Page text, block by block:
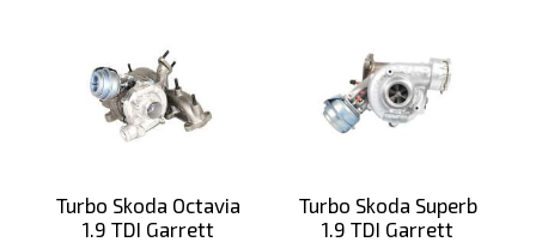
Turbo Skoda Octavia
1.9 TDI Garrett
Turbo Skoda Superb
1.9 TDI Garrett